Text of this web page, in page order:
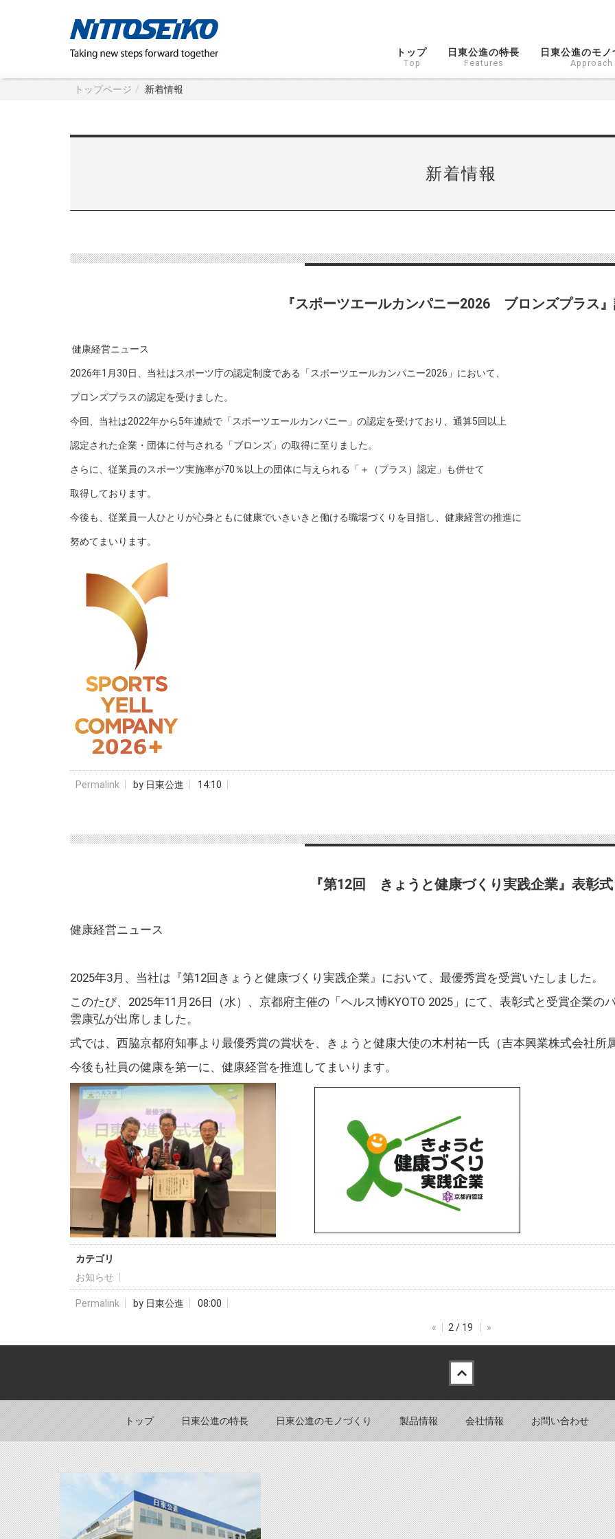
トップ
Top
日東公進の特長
Features
日東公進のモノ
Approach
トップページ 新着情報
新着情報
『スポーツエールカンパニー2026 ブロンズプラス
健康経営ニュース
2026年1月30日、当社はスポーツ庁の認定制度である「スポーツエールカンパニー2026」において、
ブロンズプラスの認定を受けました。
今回、当社は2022年から5年連続で「スポーツエールカンパニー」の認定を受けており、通算5回以上
認定された企業・団体に付与される「ブロンズ」の取得に至りました。
さらに、従業員のスポーツ実施率が70％以上の団体に与えられる「＋（プラス）認定」も併せて
取得しております。
今後も、従業員一人ひとりが心身ともに健康でいきいきと働ける職場づくりを目指し、健康経営の推進に
努めてまいります。
Permalink by 日東公進 14:10
『第12回 きょうと健康づくり実践企業』表彰式
健康経営ニュース
2025年3月、当社は『第12回きょうと健康づくり実践企業』において、最優秀賞を受賞いたしました。
このたび、 2025年11 月 26 日（水）、京都府主催の「ヘルス博KYOTO 2025 」にて、表彰式と受賞企業の
雲康弘が出席しました。
式では、西脇京都府知事より最優秀賞の賞状を、きょうと健康大使の木村祐一氏（吉本興業株式会社所
今後も社員の健康を第一に、健康経営を推進してまいります。
カテゴリ
お知らせ
Permalink by 日東公進 08:00
« 2 / 19 »
トップ 日東公進の特長 日東公進のモノづくり 製品情報 会社情報 お問い合わせ